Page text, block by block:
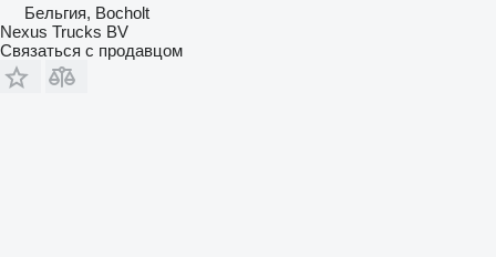
Бельгия, Bocholt
Nexus Trucks BV
Связаться с продавцом